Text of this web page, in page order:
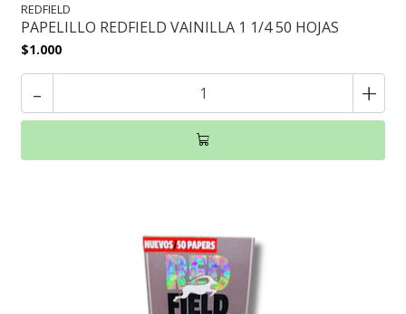
REDFIELD
PAPELILLO REDFIELD VAINILLA 1 1/4 50 HOJAS
$1.000
- +